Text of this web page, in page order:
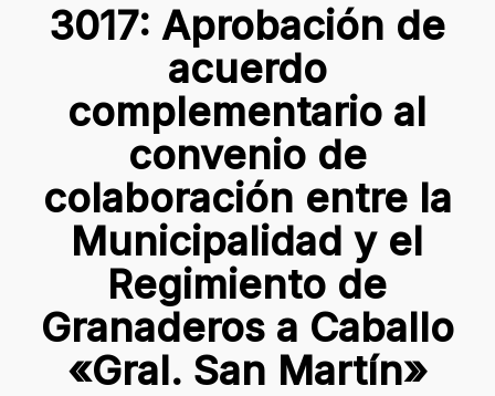
3017: Aprobación de
acuerdo
complementario al
convenio de
colaboración entre la
Municipalidad y el
Regimiento de
Granaderos a Caballo
«Gral. San Martín»